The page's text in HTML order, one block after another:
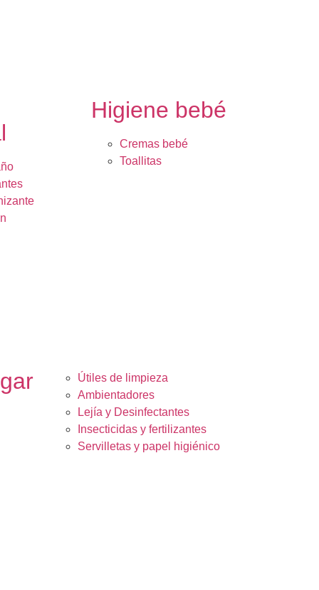
Higiene bebé
Cremas bebé
Toallitas
Útiles de limpieza
Ambientadores
Lejía y Desinfectantes
Insecticidas y fertilizantes
Servilletas y papel higiénico